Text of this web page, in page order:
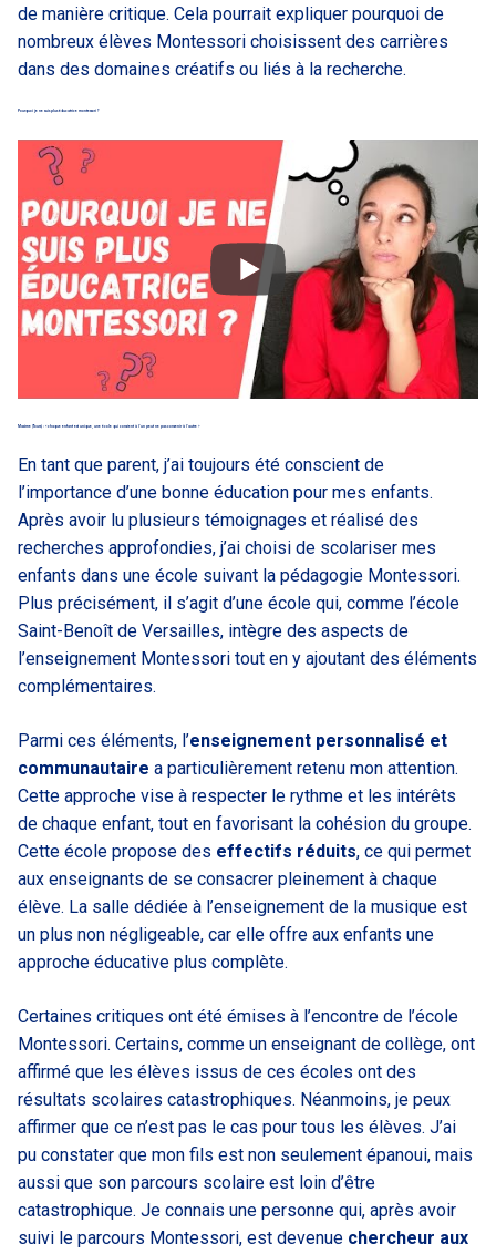
de manière critique. Cela pourrait expliquer pourquoi de
nombreux élèves Montessori choisissent des carrières
dans des domaines créatifs ou liés à la recherche.
Pourquoi je ne suis plus éducatrice montessori ?
Maxime (Tours) : « chaque enfant est unique, une école qui convient à l’un peut ne pas convenir à l’autre »
En tant que parent, j’ai toujours été conscient de
l’importance d’une bonne éducation pour mes enfants.
Après avoir lu plusieurs témoignages et réalisé des
recherches approfondies, j’ai choisi de scolariser mes
enfants dans une école suivant la pédagogie Montessori.
Plus précisément, il s’agit d’une école qui, comme l’école
Saint-Benoît de Versailles, intègre des aspects de
l’enseignement Montessori tout en y ajoutant des éléments
complémentaires.
Parmi ces éléments, l’enseignement personnalisé et
communautaire a particulièrement retenu mon attention.
Cette approche vise à respecter le rythme et les intérêts
de chaque enfant, tout en favorisant la cohésion du groupe.
Cette école propose des effectifs réduits, ce qui permet
aux enseignants de se consacrer pleinement à chaque
élève. La salle dédiée à l’enseignement de la musique est
un plus non négligeable, car elle offre aux enfants une
approche éducative plus complète.
Certaines critiques ont été émises à l’encontre de l’école
Montessori. Certains, comme un enseignant de collège, ont
affirmé que les élèves issus de ces écoles ont des
résultats scolaires catastrophiques. Néanmoins, je peux
affirmer que ce n’est pas le cas pour tous les élèves. J’ai
pu constater que mon fils est non seulement épanoui, mais
aussi que son parcours scolaire est loin d’être
catastrophique. Je connais une personne qui, après avoir
suivi le parcours Montessori, est devenue chercheur aux